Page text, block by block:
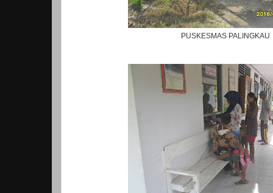
PUSKESMAS PALINGKAU